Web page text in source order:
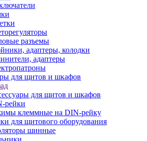
разъемы
адаптеры, колодки
адаптеры
для щитов и шкафов
для щитов и шкафов
рейки
клеммные на DIN-рейку
для щитового оборудования
шинные